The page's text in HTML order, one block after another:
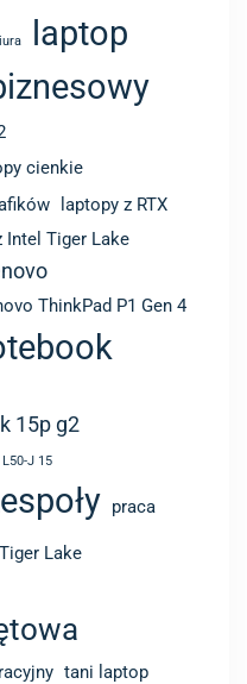
laptop
cienkie
laptopy z RTX
Intel Tiger Lake
ThinkPad P1 Gen 4
15p g2
J 15
praca
Lake
tani laptop